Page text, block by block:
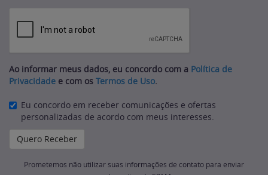
Ao informar meus dados, eu concordo com a Política de
Privacidade e com os Termos de Uso.
Eu concordo em receber comunicações e ofertas
personalizadas de acordo com meus interesses.
Prometemos não utilizar suas informações de contato para enviar